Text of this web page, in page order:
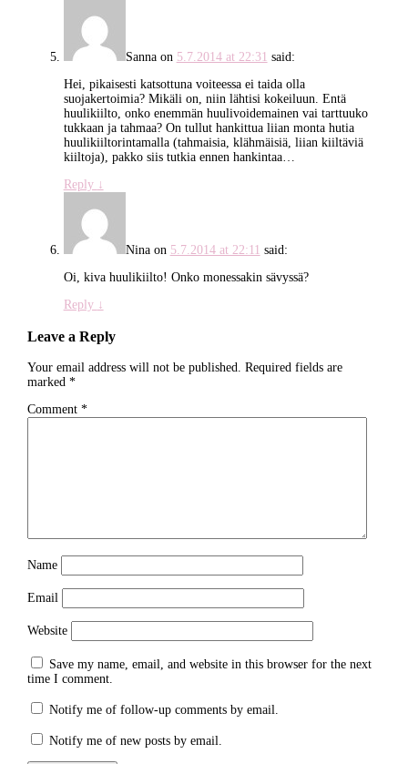
Sannaon 5.7.2014 at 22:31 said:
Hei, pikaisesti katsottuna voiteessa ei taida olla
suojakertoimia? Mikäli on, niin lähtisi kokeiluun. Entä
huulikiilto, onko enemmän huulivoidemainen vai tarttuuko
tukkaan ja tahmaa? On tullut hankittua liian monta hutia
huulikiiltorintamalla (tahmaisia, klähmäisiä, liian kiiltäviä
kiiltoja), pakko siis tutkia ennen hankintaa…
Reply ↓
Ninaon 5.7.2014 at 22:11 said:
Oi, kiva huulikiilto! Onko monessakin sävyssä?
Reply ↓
Leave a Reply
Your email address will not be published. Required fields are
marked *
Comment *
Name
Email
Website
Save my name, email, and website in this browser for the next
time I comment.
Notify me of follow-up comments by email.
Notify me of new posts by email.